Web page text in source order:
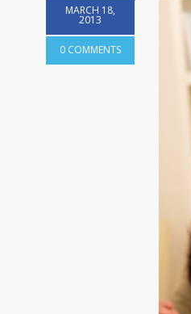
MARCH 18,
2013
0 COMMENTS